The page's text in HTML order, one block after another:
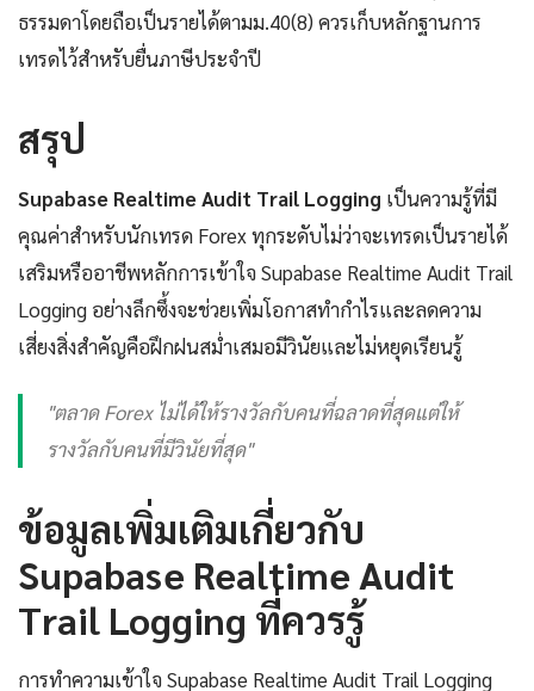
ธรรมดาโดยถือเป็นรายได้ตามม.40(8) ควรเก็บหลักฐานการ
เทรดไว้สำหรับยื่นภาษีประจำปี
สรุป
Supabase Realtime Audit Trail Logging เป็นความรู้ที่มี
คุณค่าสำหรับนักเทรด Forex ทุกระดับไม่ว่าจะเทรดเป็นรายได้
เสริมหรืออาชีพหลักการเข้าใจ Supabase Realtime Audit Trail
Logging อย่างลึกซึ้งจะช่วยเพิ่มโอกาสทำกำไรและลดความ
เสี่ยงสิ่งสำคัญคือฝึกฝนสม่ำเสมอมีวินัยและไม่หยุดเรียนรู้
"ตลาด Forex ไม่ได้ให้รางวัลกับคนที่ฉลาดที่สุดแต่ให้
รางวัลกับคนที่มีวินัยที่สุด"
ข้อมูลเพิ่มเติมเกี่ยวกับ
Supabase Realtime Audit
Trail Logging ที่ควรรู้
การทำความเข้าใจ Supabase Realtime Audit Trail Logging